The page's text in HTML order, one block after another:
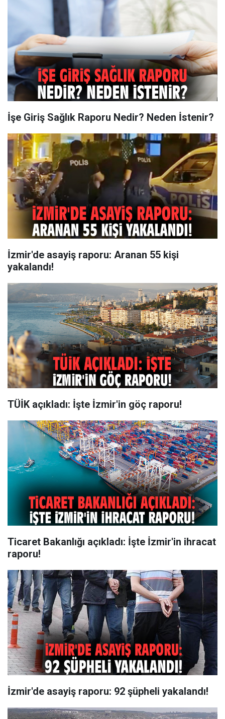
İşe Giriş Sağlık Raporu Nedir? Neden İstenir?
İzmir'de asayiş raporu: Aranan 55 kişi
yakalandı!
TÜİK açıkladı: İşte İzmir'in göç raporu!
Ticaret Bakanlığı açıkladı: İşte İzmir'in ihracat
raporu!
İzmir'de asayiş raporu: 92 şüpheli yakalandı!